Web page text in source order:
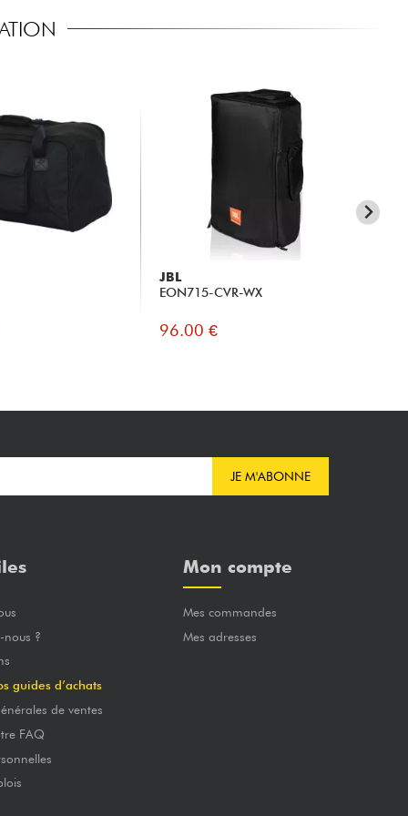
JBL
EON715-CVR-WX
96.00 €
JE M'ABONNE
nous ?
guides d’achats
de ventes
FAQ
Mon compte
Mes commandes
Mes adresses